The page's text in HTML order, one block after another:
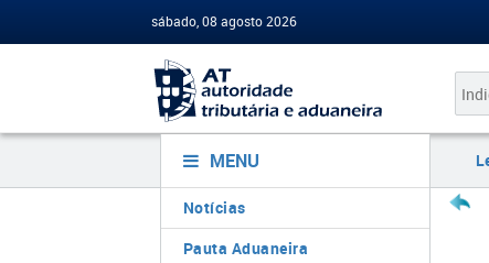
sábado, 08 agosto 2026
MENU
Notícias
Pauta Aduaneira